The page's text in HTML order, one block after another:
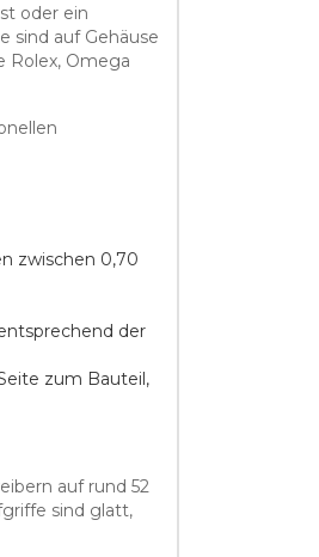
oder ein
sind auf Gehäuse
Rolex, Omega
zwischen 0,70
der
zum Bauteil,
auf rund 52
sind glatt,